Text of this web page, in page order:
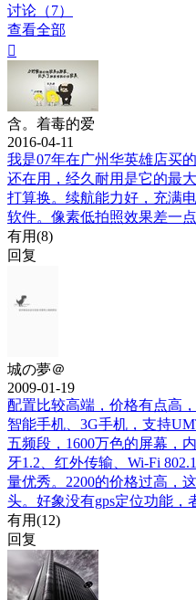
讨论（7）
查看全部

含。着毒的爱
2016-04-11
我是07年在广州华英雄店买
还在用，经久耐用是它的最
打算换。续航能力好，充满
软件。像素低拍照效果差一
有用(8)
回复
城の夢＠
2009-01-19
配置比较高端，价格有点高
智能手机、3G手机，支持
五频段，1600万色的屏幕，
牙1.2、红外传输、Wi-Fi
量优秀。2200的价格过高，
头。好象没有gps定位功能，
有用(12)
回复